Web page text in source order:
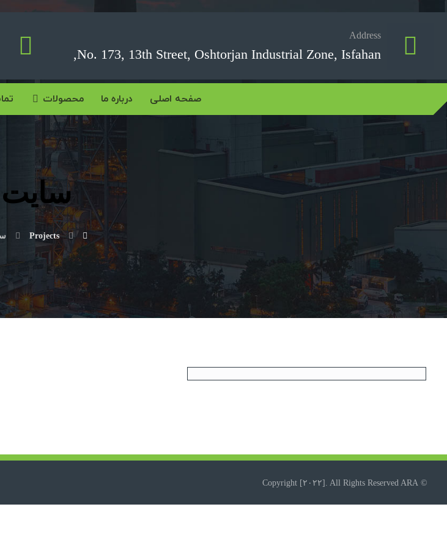
Address
No. 173, 13th Street, Oshtorjan Industrial Zone, Isfahan,
صفحه اصلی درباره ما محصولات
سایت
Projects
© Copyright [۲۰۲۲]. All Rights Reserved ARA